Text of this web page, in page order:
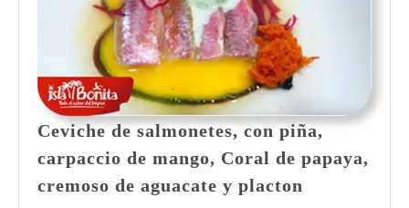
Ceviche de salmonetes, con piña,
carpaccio de mango, Coral de papaya,
cremoso de aguacate y placton